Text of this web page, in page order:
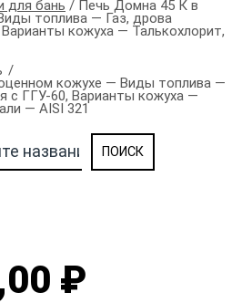
для бань / Печь Домна 45 К в
топлива — Газ, дрова
кожуха — Талькохлорит,
кожухе — Виды топлива —
с ГГУ-60, Варианты кожуха —
— AISI 321
₽